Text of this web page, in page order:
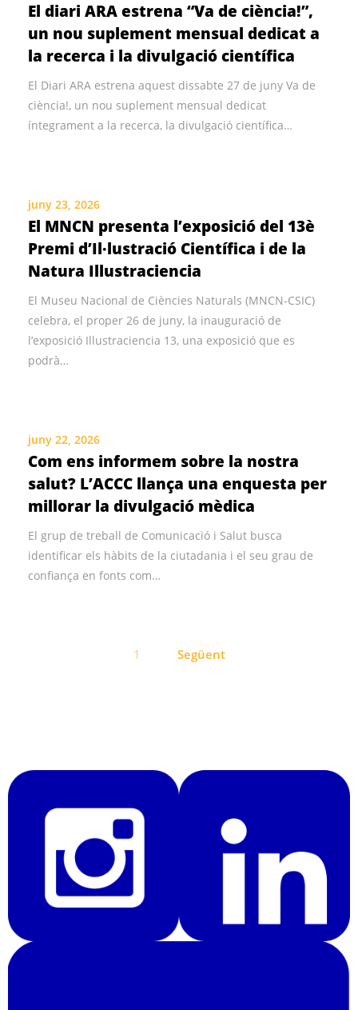
El diari ARA estrena “Va de ciència!”,
un nou suplement mensual dedicat a
la recerca i la divulgació científica
El Diari ARA estrena aquest dissabte 27 de juny Va de
ciència!, un nou suplement mensual dedicat
íntegrament a la recerca, la divulgació científica…
juny 23, 2026
El MNCN presenta l’exposició del 13è
Premi d’Il·lustració Científica i de la
Natura Illustraciencia
El Museu Nacional de Ciències Naturals (MNCN-CSIC)
celebra, el proper 26 de juny, la inauguració de
l’exposició Illustraciencia 13, una exposició que es
podrà…
juny 22, 2026
Com ens informem sobre la nostra
salut? L’ACCC llança una enquesta per
millorar la divulgació mèdica
El grup de treball de Comunicació i Salut busca
identificar els hàbits de la ciutadania i el seu grau de
confiança en fonts com…
d'entrades
1 Següent